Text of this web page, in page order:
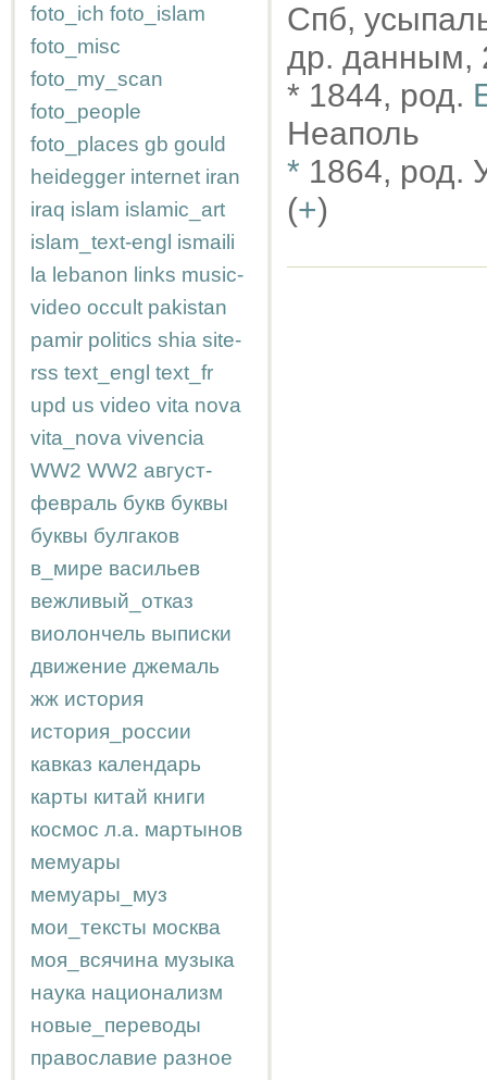
foto_ich foto_islam
foto_misc
foto_my_scan
foto_people
foto_places gb gould
heidegger internet iran
iraq islam islamic_art
islam_text-engl ismaili
la lebanon links music-
video occult pakistan
pamir politics shia site-
rss text_engl text_fr
upd us video vita nova
vita_nova vivencia
WW2 WW2 август-
февраль букв буквы
буквы булгаков
в_мире васильев
вежливый_отказ
виолончель выписки
движение джемаль
жж история
история_россии
кавказ календарь
карты китай книги
космос л.а. мартынов
мемуары
мемуары_муз
мои_тексты москва
моя_всячина музыка
наука национализм
новые_переводы
православие разное
Спб,
др. данным,
* 1844, род.
Неаполь
* 1864, род.
(+)